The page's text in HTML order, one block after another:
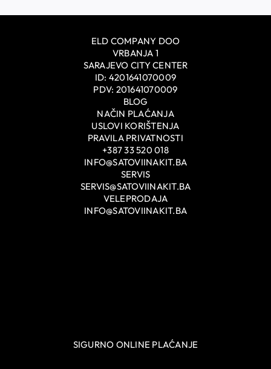
ELD COMPANY DOO
VRBANJA 1
SARAJEVO CITY CENTER
ID: 4201641070009
PDV: 201641070009
BLOG
NAČIN PLAĆANJA
USLOVI KORIŠTENJA
PRAVILA PRIVATNOSTI
+387 33 520 018
INFO@SATOVIINAKIT.BA
SERVIS
SERVIS@SATOVIINAKIT.BA
VELEPRODAJA
INFO@SATOVIINAKIT.BA
SIGURNO ONLINE PLAĆANJE